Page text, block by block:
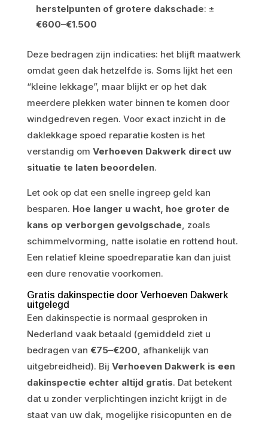
herstelpunten of grotere dakschade: ±
€600–€1.500
Deze bedragen zijn indicaties: het blijft maatwerk
omdat geen dak hetzelfde is. Soms lijkt het een
“kleine lekkage”, maar blijkt er op het dak
meerdere plekken water binnen te komen door
windgedreven regen. Voor exact inzicht in de
daklekkage spoed reparatie kosten is het
verstandig om Verhoeven Dakwerk direct uw
situatie te laten beoordelen.
Let ook op dat een snelle ingreep geld kan
besparen. Hoe langer u wacht, hoe groter de
kans op verborgen gevolgschade, zoals
schimmelvorming, natte isolatie en rottend hout.
Een relatief kleine spoedreparatie kan dan juist
een dure renovatie voorkomen.
Gratis dakinspectie door Verhoeven Dakwerk
uitgelegd
Een dakinspectie is normaal gesproken in
Nederland vaak betaald (gemiddeld ziet u
bedragen van €75–€200, afhankelijk van
uitgebreidheid). Bij Verhoeven Dakwerk is een
dakinspectie echter altijd gratis. Dat betekent
dat u zonder verplichtingen inzicht krijgt in de
staat van uw dak, mogelijke risicopunten en de